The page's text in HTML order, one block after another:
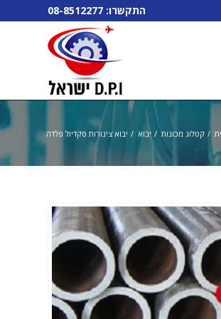
התקשרו: 08-8512277
/ קטלוג מכונות / יבוא / יבוא צינורות סקדיול פלדה